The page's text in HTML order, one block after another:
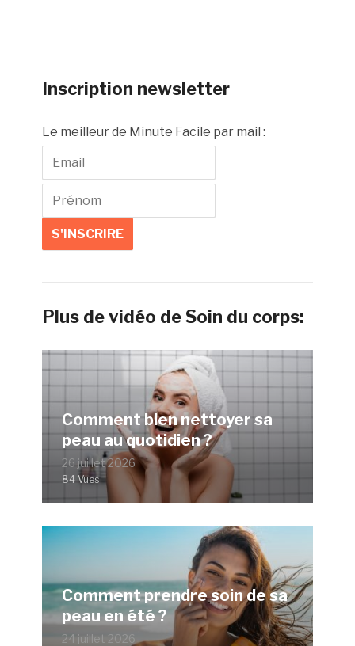
Inscription newsletter
Le meilleur de Minute Facile par mail :
Plus de vidéo de Soin du corps:
Comment bien nettoyer sa
peau au quotidien ?
26 juillet 2026
84 Vues
Comment prendre soin de sa
peau en été ?
24 juillet 2026